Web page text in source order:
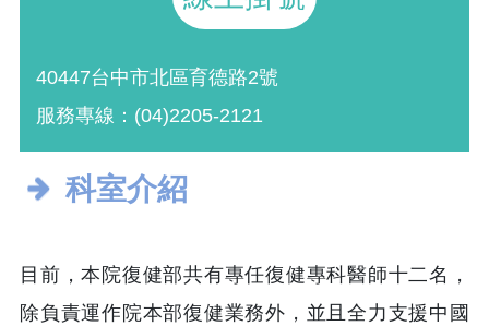
40447台中市北區育德路2號
服務專線：(04)2205-2121
科室介紹
目前，本院復健部共有專任復健專科醫師十二名，
除負責運作院本部復健業務外，並且全力支援中國